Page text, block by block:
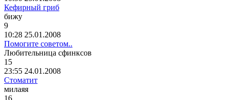
Кефирный гриб
бижу
9
10:28 25.01.2008
Помогите советом..
Любительница сфинксов
15
23:55 24.01.2008
Стоматит
милаяя
16